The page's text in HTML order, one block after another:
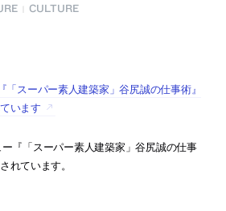
CULTURE
スーパー素人建築家」谷尻誠の仕事術』
います
『「スーパー素人建築家」谷尻誠の仕事
れています。